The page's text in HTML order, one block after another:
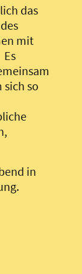
das
mit
so
in